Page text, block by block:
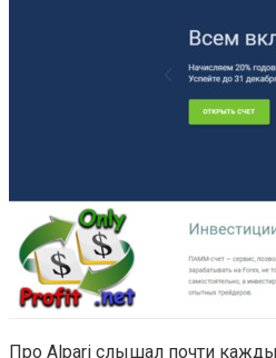
Про Alpari слышал почти